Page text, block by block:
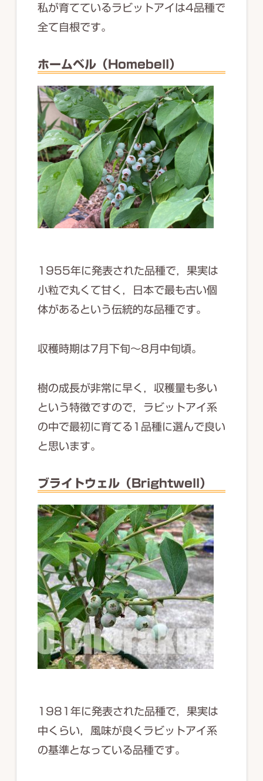
私が育てているラビットアイは4品種で
全て自根です。
ホームベル（Homebell）
1955年に発表された品種で，果実は
小粒で丸くて甘く，日本で最も古い個
体があるという伝統的な品種です。
収穫時期は7月下旬～8月中旬頃。
樹の成長が非常に早く，収穫量も多い
という特徴ですので，ラビットアイ系
の中で最初に育てる1品種に選んで良い
と思います。
ブライトウェル（Brightwell）
1981年に発表された品種で，果実は
中くらい，風味が良くラビットアイ系
の基準となっている品種です。